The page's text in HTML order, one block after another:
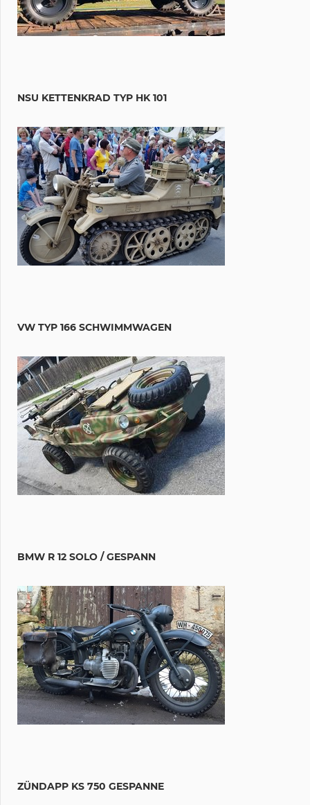
NSU KETTENKRAD TYP HK 101
VW TYP 166 SCHWIMMWAGEN
BMW R 12 SOLO / GESPANN
ZÜNDAPP KS 750 GESPANNE